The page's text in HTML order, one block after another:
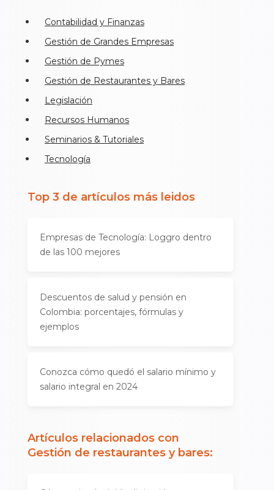
Contabilidad y Finanzas
Gestión de Grandes Empresas
Gestión de Pymes
Gestión de Restaurantes y Bares
Legislación
Recursos Humanos
Seminarios & Tutoriales
Tecnología
Top 3 de artículos más leidos
Empresas de Tecnología: Loggro dentro
de las 100 mejores
Descuentos de salud y pensión en
Colombia: porcentajes, fórmulas y
ejemplos
Conozca cómo quedó el salario mínimo y
salario integral en 2024
Artículos relacionados con
Gestión de restaurantes y bares: